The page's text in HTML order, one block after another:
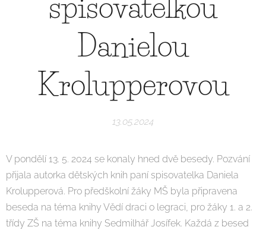
Danielou
Krolupperovou
13.05.2024
V pondělí 13. 5. 2024 se konaly hned dvě besedy. Pozvání
přijala autorka dětských knih paní spisovatelka Daniela
Krolupperová. Pro předškolní žáky MŠ byla připravena
beseda na téma knihy Vědí draci o legraci, pro žáky 1. a 2.
třídy ZŠ na téma knihy Sedmilhář Josífek. Každá z besed